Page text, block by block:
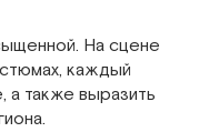
На сцене
каждый
а также выразить